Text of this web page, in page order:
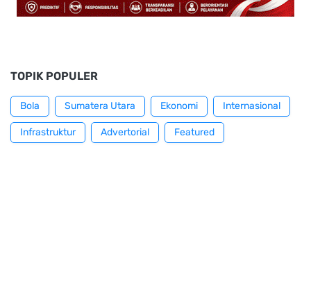
TOPIK POPULER
Bola Sumatera Utara Ekonomi Internasional
Infrastruktur Advertorial Featured